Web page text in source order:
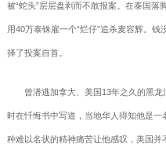
被“蛇头”层层盘剥而不敢报案。在泰国
用40万泰铢雇一个“烂仔”追杀麦容辉。
择了投案自首。
曾潜逃加拿大、美国13年之久的黑龙
时在忏悔书中写道，当地华人得知他是
种难以名状的精神痛苦让他感叹，美国并